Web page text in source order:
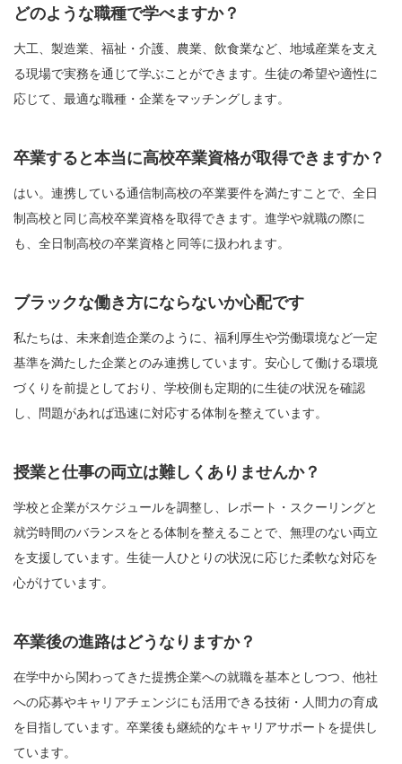
どのような職種で学べますか？
大工、製造業、福祉・介護、農業、飲食業など、地域産業を支え
る現場で実務を通じて学ぶことができます。生徒の希望や適性に
応じて、最適な職種・企業をマッチングします。
卒業すると本当に高校卒業資格が取得できますか？
はい。連携している通信制高校の卒業要件を満たすことで、全日
制高校と同じ高校卒業資格を取得できます。進学や就職の際に
も、全日制高校の卒業資格と同等に扱われます。
ブラックな働き方にならないか心配です
私たちは、未来創造企業のように、福利厚生や労働環境など一定
基準を満たした企業とのみ連携しています。安心して働ける環境
づくりを前提としており、学校側も定期的に生徒の状況を確認
し、問題があれば迅速に対応する体制を整えています。
授業と仕事の両立は難しくありませんか？
学校と企業がスケジュールを調整し、レポート・スクーリングと
就労時間のバランスをとる体制を整えることで、無理のない両立
を支援しています。生徒一人ひとりの状況に応じた柔軟な対応を
心がけています。
卒業後の進路はどうなりますか？
在学中から関わってきた提携企業への就職を基本としつつ、他社
への応募やキャリアチェンジにも活用できる技術・人間力の育成
を目指しています。卒業後も継続的なキャリアサポートを提供し
ています。